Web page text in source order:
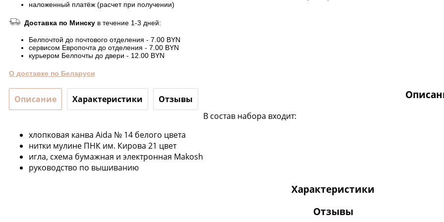
наложенный платёж (расчет при получении)
Доставка по Минску в течение 1-3 дней:
Белпочтой до почтового отделения - 7.00 BYN
сервисом Европочта до отделения - 7.00 BYN
курьером Белпочты до двери - 12.00 BYN
О доставке по Беларуси
Описание Характеристики Отзывы
В состав набора входит:
хлопковая канва Aida № 14 белого цвета
нитки мулине ПНК им. Кирова 21 цвет
игла, схема бумажная и электронная Makosh
руководство по вышиванию
Характеристики
Отзывы